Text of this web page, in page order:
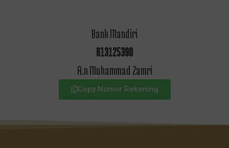
Bank Mandiri
613125390
A.n Muhammad Zamri
Copy Nomor Rekening